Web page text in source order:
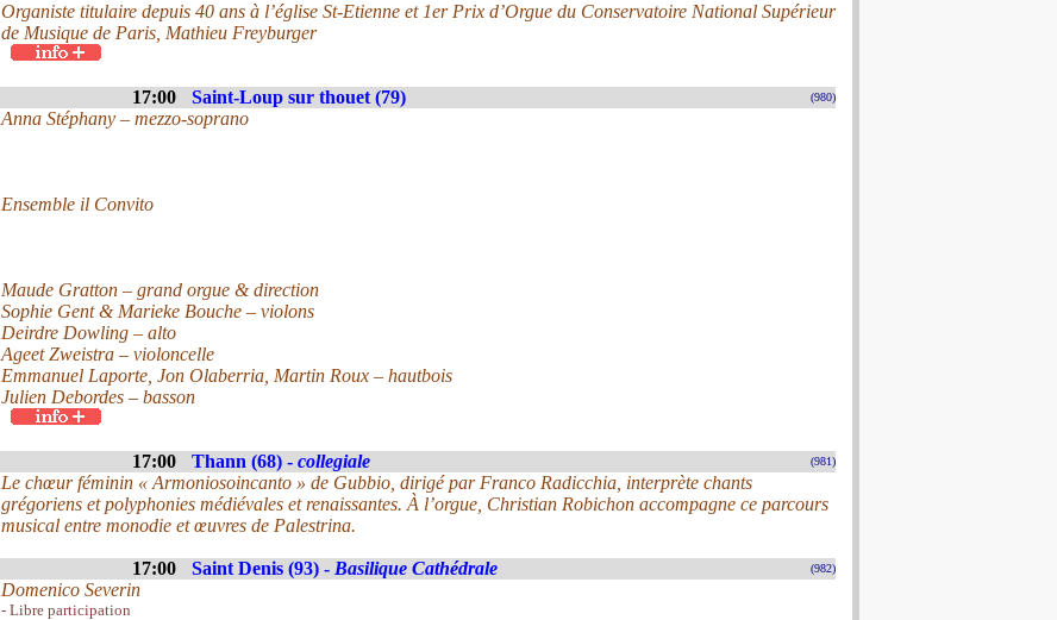
Organiste titulaire depuis 40 ans à l’église St-Etienne et 1er Prix d’Orgue du Conservatoire National Supérieur
de Musique de Paris, Mathieu Freyburger
17:00 Saint-Loup sur thouet (79) (980)
Anna Stéphany – mezzo-soprano
Ensemble il Convito
Maude Gratton – grand orgue & direction
Sophie Gent & Marieke Bouche – violons
Deirdre Dowling – alto
Ageet Zweistra – violoncelle
Emmanuel Laporte, Jon Olaberria, Martin Roux – hautbois
Julien Debordes – basson
17:00 Thann (68) - collegiale (981)
Le chœur féminin « Armoniosoincanto » de Gubbio, dirigé par Franco Radicchia, interprète chants
grégoriens et polyphonies médiévales et renaissantes. À l’orgue, Christian Robichon accompagne ce parcours
musical entre monodie et œuvres de Palestrina.
17:00 Saint Denis (93) - Basilique Cathédrale (982)
Domenico Severin
- Libre participation